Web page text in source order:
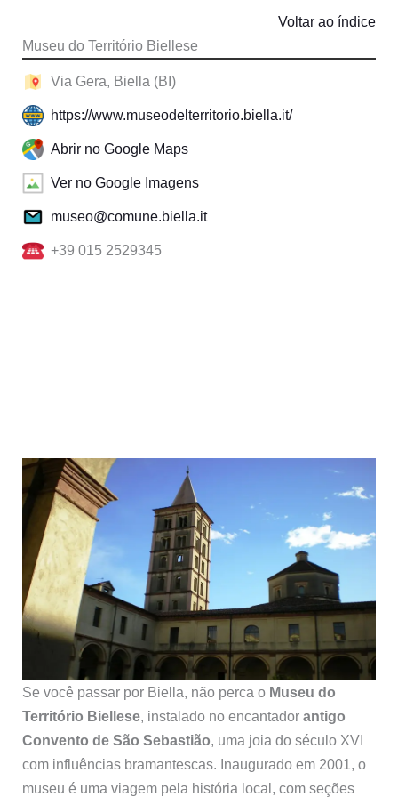
Museu do Território Biellese
Voltar ao índice
Via Gera, Biella (BI)
https://www.museodelterritorio.biella.it/
Abrir no Google Maps
Ver no Google Imagens
museo@comune.biella.it
+39 015 2529345
Se você passar por Biella, não perca o Museu do
Território Biellese, instalado no encantador antigo
Convento de São Sebastião, uma joia do século XVI
com influências bramantescas. Inaugurado em 2001, o
museu é uma viagem pela história local, com seções